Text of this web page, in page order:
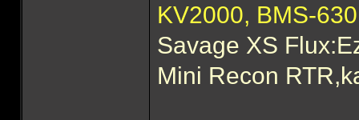
KV2000, BMS-
Savage XS
Mini Recon